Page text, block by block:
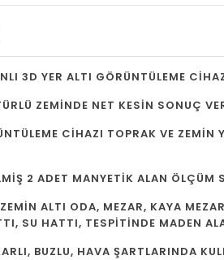
3D YER ALTI GÖRÜNTÜLEME
ZEMİNDE NET KESİN SONUÇ
CİHAZI TOPRAK VE
2 ADET MANYETİK ALAN ÖLÇÜM
ALTI ODA, MEZAR, KAYA
SU HATTI, TESPİTİNDE MADEN
BUZLU, HAVA ŞARTLARINDA